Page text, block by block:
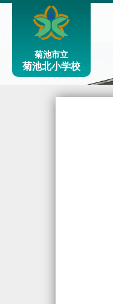
菊池市立
菊池北小学校